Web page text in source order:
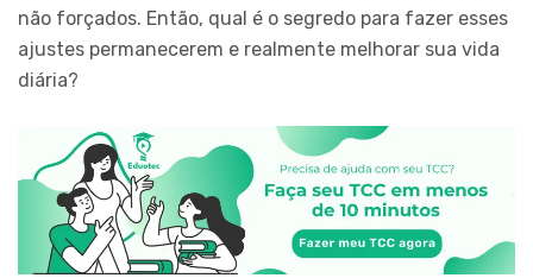
não forçados. Então, qual é o segredo para fazer esses
ajustes permanecerem e realmente melhorar sua vida
diária?